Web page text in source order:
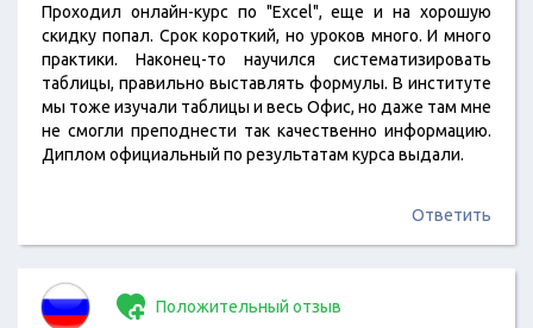
Проходил онлайн-курс по "Excel", еще и на хорошую
скидку попал. Срок короткий, но уроков много. И много
практики. Наконец-то научился систематизировать
таблицы, правильно выставлять формулы. В институте
мы тоже изучали таблицы и весь Офис, но даже там мне
не смогли преподнести так качественно информацию.
Диплом официальный по результатам курса выдали.
Ответить
Положительный отзыв